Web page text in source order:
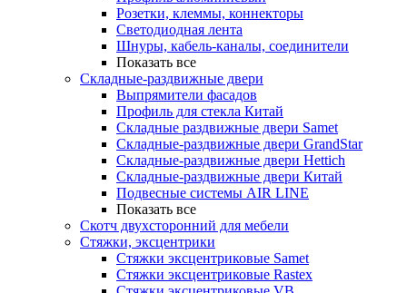
Розетки, клеммы, коннекторы
Светодиодная лента
Шнуры, кабель-каналы, соединители
Показать все
Складные-раздвижные двери
Выпрямители фасадов
Профиль для стекла Китай
Складные раздвижные двери Samet
Складные-раздвижные двери GrandStar
Складные-раздвижные двери Hettich
Складные-раздвижные двери Китай
Подвесные системы AIR LINE
Показать все
Скотч двухсторонний для мебели
Стяжки, эксцентрики
Cтяжки эксцентриковые Samet
Стяжки эксцентриковые Rastex